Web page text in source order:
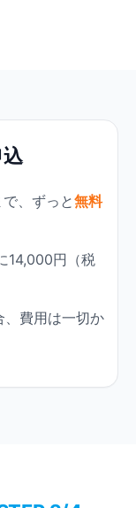
、ずっと無料
14,000円（税
、費用は一切か